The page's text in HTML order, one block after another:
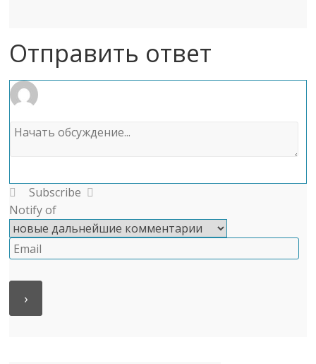
Отправить ответ
Subscribe
Notify of